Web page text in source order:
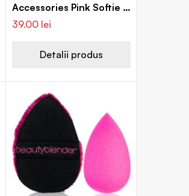
Accessories Pink Softie L
burete pentru machiaj
39.00 lei
Detalii produs